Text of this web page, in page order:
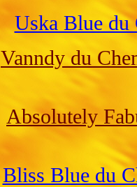
Uska Blue du
Vanndy du
Absolutely
Bliss Blue du